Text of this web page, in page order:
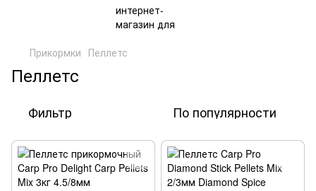
Прикормки Пеллетс
Пеллетс
Фильтр По популярности